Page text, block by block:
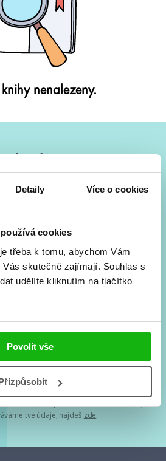
Detaily Více o cookies
cookies
třeba k tomu, abychom Vám
Vás skutečně zajímají. Souhlas s
udělíte kliknutím na tlačítko
Povolit vše
nenalezeny.
každý měsíc rovnou do mailu!
adaptace a další.
zpracování osobních údajů
u nás v bezpečí. Přečti si
tvé údaje, najdeš zde.